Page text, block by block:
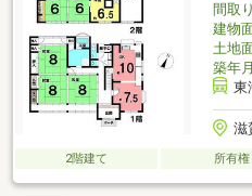
間取り
建物
土地
築年月
東
滋
2階建て 所有権